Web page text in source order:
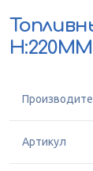
Артикул